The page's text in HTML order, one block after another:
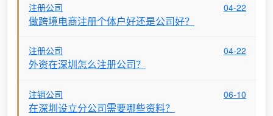
注册公司 04-22
做跨境电商注册个体户好还是公司好？
注册公司 04-22
外资在深圳怎么注册公司？
注销公司 06-10
在深圳设立分公司需要哪些资料？